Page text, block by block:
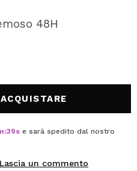
potrai fare i tuoi
lo stato dei tuoi ordini e
ACCOUNT
48H
ACQUISTARE
:39s e sarà spedito dal nostro
Lascia un commento